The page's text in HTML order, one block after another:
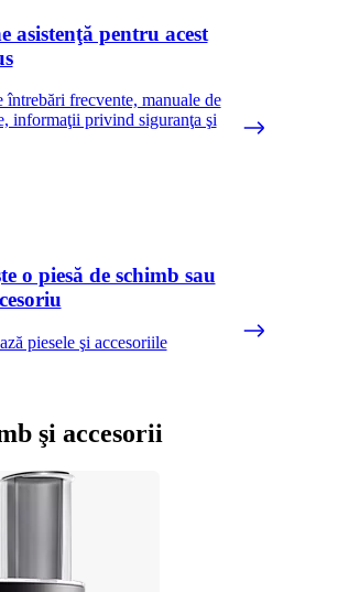
asistenţă pentru acest
întrebări frecvente, manuale de
informaţii privind siguranţa şi
o piesă de schimb sau
piesele şi accesoriile
şi accesorii